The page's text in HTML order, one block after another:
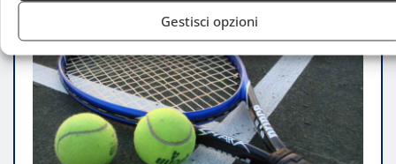
Gestisci opzioni